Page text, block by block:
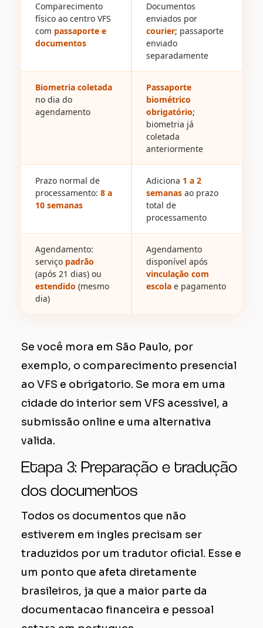
Comparecimento
físico ao centro VFS
com passaporte e
documentos
Documentos
enviados por
courier; passaporte
enviado
separadamente
Biometria coletada
no dia do
agendamento
Passaporte
biométrico
obrigatório;
biometria já
coletada
anteriormente
Prazo normal de
processamento: 8 a
10 semanas
Adiciona 1 a 2
semanas ao prazo
total de
processamento
Agendamento:
serviço padrão
(após 21 dias) ou
estendido (mesmo
dia)
Agendamento
disponível após
vinculação com
escola e pagamento
Se você mora em São Paulo, por
exemplo, o comparecimento presencial
ao VFS e obrigatorio. Se mora em uma
cidade do interior sem VFS acessivel, a
submissão online e uma alternativa
valida.
Etapa 3: Preparação e tradução
dos documentos
Todos os documentos que não
estiverem em ingles precisam ser
traduzidos por um tradutor oficial. Esse e
um ponto que afeta diretamente
brasileiros, ja que a maior parte da
documentacao financeira e pessoal